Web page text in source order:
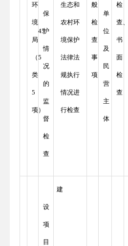
45
环
境
局
（5
类
5
项）
保
护
情
况
的
监
督
检
查
生态和
农村环
境保护
法律法
规执行
情况进
行检查
般
检
查
事
项
单
位
及
民
营
主
体
检
查、
书
面
检
查
建
设
项
目